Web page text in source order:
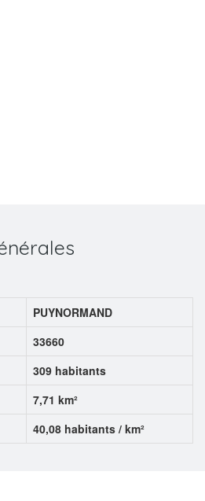
PUYNORMAND
33660
309 habitants
7,71 km²
40,08 habitants / km²